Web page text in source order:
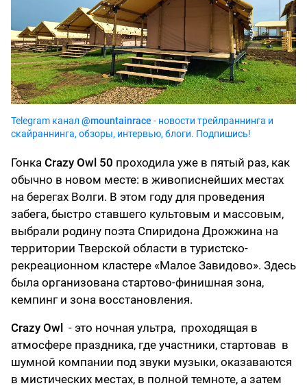
Telegram канал @mountainrace - новости трейлраннинга и
скайраннинга, обзоры, интервью, блоги. Подпишись!
Гонка Crazy Owl 50 проходила уже в пятый раз, как
обычно в новом месте: в живописнейших местах
на берегах Волги. В этом году для проведения
забега, быстро ставшего культовым и массовым,
выбрали родину поэта Спиридона Дрожжина на
территории Тверской области в туристско-
рекреационном кластере «Малое Завидово». Здесь
была организована стартово-финишная зона,
кемпинг и зона восстановления.
Crazy Owl - это ночная ультра, проходящая в
атмосфере праздника, где участники, стартовав в
шумной компании под звуки музыки, оказаваются
в мистических местах, в полной темноте, а затем